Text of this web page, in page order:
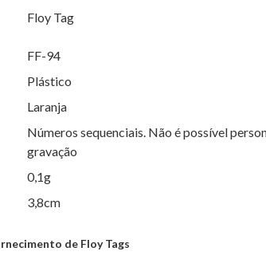
Floy Tag
FF-94
Plástico
Laranja
Números sequenciais. Não é possível
gravação
0,1g
3,8cm
de Floy Tags